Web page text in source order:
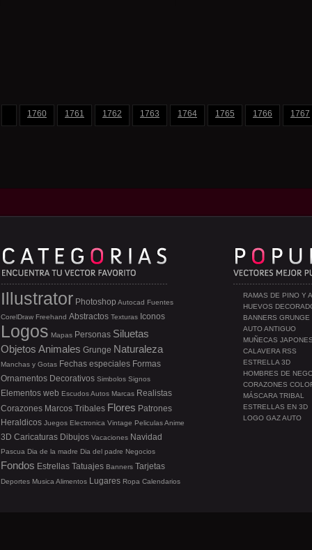
1760 1761 1762 1763 1764 1765 1766 1767
RAMAS DE PINO Y
HUEVOS
BANNERS GRUNGE
AUTO ANTIGUO
MUÑECAS
CALAVERA RSS
ESTRELLA 3D
HOMBRES DE
CORAZONES
MÁSCARA TRIBAL
ESTRELLAS EN 3D
LOGO GAZ AUTO
Illustrator Photoshop Autocad Fuentes
CorelDraw Freehand Abstractos Texturas Iconos
Logos Mapas Personas Siluetas
Objetos Animales Grunge Naturaleza
Manchas y Gotas Fechas especiales Formas
Ornamentos Decorativos Simbolos Signos
Elementos web EscudosAutos Marcas Realistas
Corazones Marcos Tribales Flores Patrones
Heraldicos Juegos Electronica Vintage PeliculasAnime
3D Caricaturas Dibujos Vacaciones Navidad
Pascua Dia de la madre Dia del padre Negocios
Fondos Estrellas Tatuajes Banners Tarjetas
Deportes Musica Alimentos Lugares Ropa Calendarios